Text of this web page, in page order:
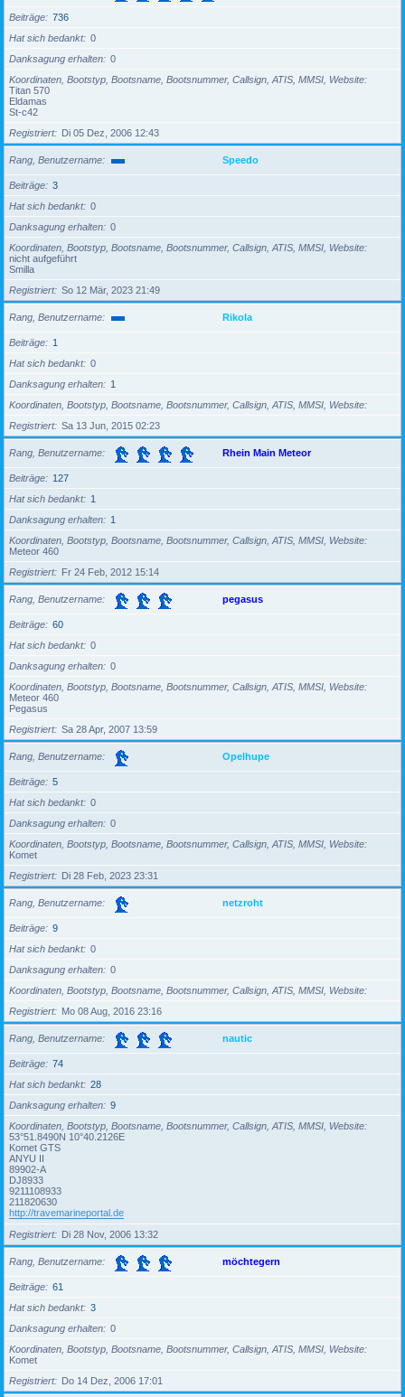
Beiträge
736
Hat sich bedankt
0
Danksagung erhalten
0
Koordinaten, Bootstyp, Bootsname, Bootsnummer, Callsign, ATIS, MMSI, Website
Titan 570
Eldamas
St-c42
Registriert
Di 05 Dez, 2006 12:43
Rang, Benutzername Speedo
Beiträge
3
Hat sich bedankt
0
Danksagung erhalten
0
Koordinaten, Bootstyp, Bootsname, Bootsnummer, Callsign, ATIS, MMSI, Website
nicht aufgeführt
Smilla
Registriert
So 12 Mär, 2023 21:49
Rang, Benutzername Rikola
Beiträge
1
Hat sich bedankt
0
Danksagung erhalten
1
Koordinaten, Bootstyp, Bootsname, Bootsnummer, Callsign, ATIS, MMSI, Website
Registriert
Sa 13 Jun, 2015 02:23
Rang, Benutzername Rhein Main Meteor
Beiträge
127
Hat sich bedankt
1
Danksagung erhalten
1
Koordinaten, Bootstyp, Bootsname, Bootsnummer, Callsign, ATIS, MMSI, Website
Meteor 460
Registriert
Fr 24 Feb, 2012 15:14
Rang, Benutzername pegasus
Beiträge
60
Hat sich bedankt
0
Danksagung erhalten
0
Koordinaten, Bootstyp, Bootsname, Bootsnummer, Callsign, ATIS, MMSI, Website
Meteor 460
Pegasus
Registriert
Sa 28 Apr, 2007 13:59
Rang, Benutzername Opelhupe
Beiträge
5
Hat sich bedankt
0
Danksagung erhalten
0
Koordinaten, Bootstyp, Bootsname, Bootsnummer, Callsign, ATIS, MMSI, Website
Komet
Registriert
Di 28 Feb, 2023 23:31
Rang, Benutzername netzroht
Beiträge
9
Hat sich bedankt
0
Danksagung erhalten
0
Koordinaten, Bootstyp, Bootsname, Bootsnummer, Callsign, ATIS, MMSI, Website
Registriert
Mo 08 Aug, 2016 23:16
Rang, Benutzername nautic
Beiträge
74
Hat sich bedankt
28
Danksagung erhalten
9
Koordinaten, Bootstyp, Bootsname, Bootsnummer, Callsign, ATIS, MMSI, Website
53°51.8490N 10°40.2126E
Komet GTS
ANYU II
89902-A
DJ8933
9211108933
211820630
http://travemarineportal.de
Registriert
Di 28 Nov, 2006 13:32
Rang, Benutzername möchtegern
Beiträge
61
Hat sich bedankt
3
Danksagung erhalten
0
Koordinaten, Bootstyp, Bootsname, Bootsnummer, Callsign, ATIS, MMSI, Website
Komet
Registriert
Do 14 Dez, 2006 17:01